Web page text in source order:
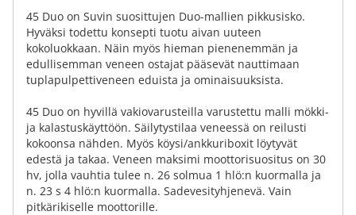
45 Duo on Suvin suosittujen Duo-mallien pikkusisko.
Hyväksi todettu konsepti tuotu aivan uuteen
kokoluokkaan. Näin myös hieman pienenemmän ja
edullisemman veneen ostajat pääsevät nauttimaan
tuplapulpettiveneen eduista ja ominaisuuksista.
45 Duo on hyvillä vakiovarusteilla varustettu malli mökki-
ja kalastuskäyttöön. Säilytystilaa veneessä on reilusti
kokoonsa nähden. Myös köysi/ankkuriboxit löytyvät
edestä ja takaa. Veneen maksimi moottorisuositus on 30
hv, jolla vauhtia tulee n. 26 solmua 1 hlö:n kuormalla ja
n. 23 s 4 hlö:n kuormalla. Sadevesityhjenevä. Vain
pitkärikiselle moottorille.